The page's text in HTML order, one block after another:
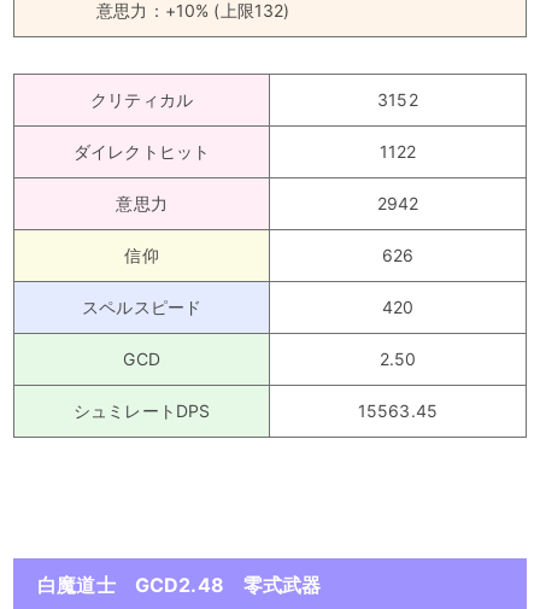
意思力：+10% (上限132)
クリティカル 3152
ダイレクトヒット 1122
意思力 2942
信仰 626
スペルスピード 420
GCD 2.50
シュミレートDPS 15563.45
白魔道士 GCD2.48 零式武器